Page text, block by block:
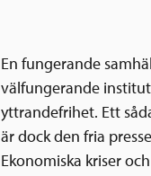
En fungerande
välfungerande
yttrandefrihet. Ett
är dock den fria
Ekonomiska kriser